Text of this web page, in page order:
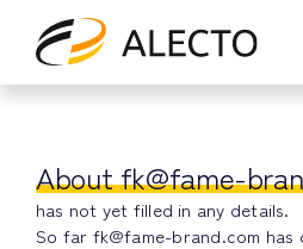
content
About
Aboutfk@fame-
has not yet filled in any details.
So far fk@fame-brand.com